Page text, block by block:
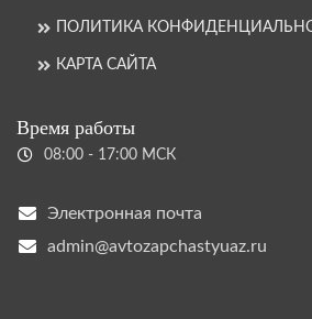
ПОЛИТИКА
КАРТА САЙТА
Время работы
08:00 - 17:00 МСК
Электронная почта
admin@avtozapchastyuaz.ru